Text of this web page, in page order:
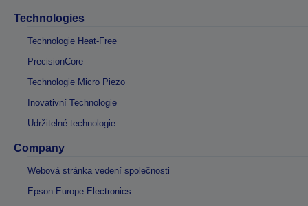
Technologies
Technologie Heat-Free
PrecisionCore
Technologie Micro Piezo
Inovativní Technologie
Udržitelné technologie
Company
Webová stránka vedení společnosti
Epson Europe Electronics